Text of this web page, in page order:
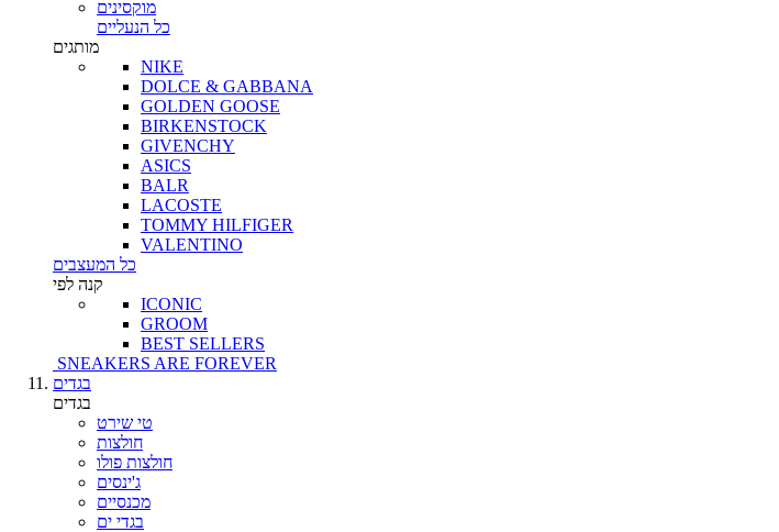
מוקסינים
כל הנעליים
מותגים
NIKE
DOLCE & GABBANA
GOLDEN GOOSE
BIRKENSTOCK
GIVENCHY
ASICS
BALR
LACOSTE
TOMMY HILFIGER
VALENTINO
כל המעצבים
קנה לפי
ICONIC
GROOM
BEST SELLERS
SNEAKERS ARE FOREVER
בגדים
בגדים
טי שירט
חולצות
חולצות פולו
ג'ינסים
מכנסיים
בגדי ים